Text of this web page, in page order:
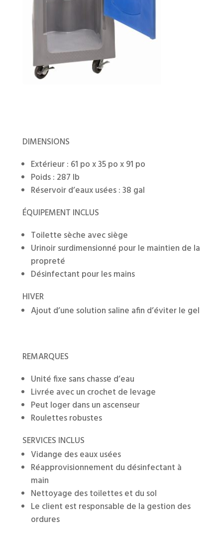
DIMENSIONS
Extérieur : 61 po x 35 po x 91 po
Poids : 287 lb
Réservoir d’eaux usées : 38 gal
ÉQUIPEMENT INCLUS
Toilette sèche avec siège
Urinoir surdimensionné pour le maintien de la
propreté
Désinfectant pour les mains
HIVER
Ajout d’une solution saline afin d’éviter le gel
REMARQUES
Unité fixe sans chasse d’eau
Livrée avec un crochet de levage
Peut loger dans un ascenseur
Roulettes robustes
SERVICES INCLUS
Vidange des eaux usées
Réapprovisionnement du désinfectant à
main
Nettoyage des toilettes et du sol
Le client est responsable de la gestion des
ordures